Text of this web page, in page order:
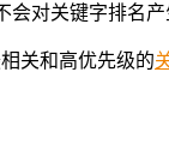
对关键字排名
关和高优先级的